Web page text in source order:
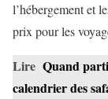
l’hébergement et
prix pour les
Lire Quand
calendrier des